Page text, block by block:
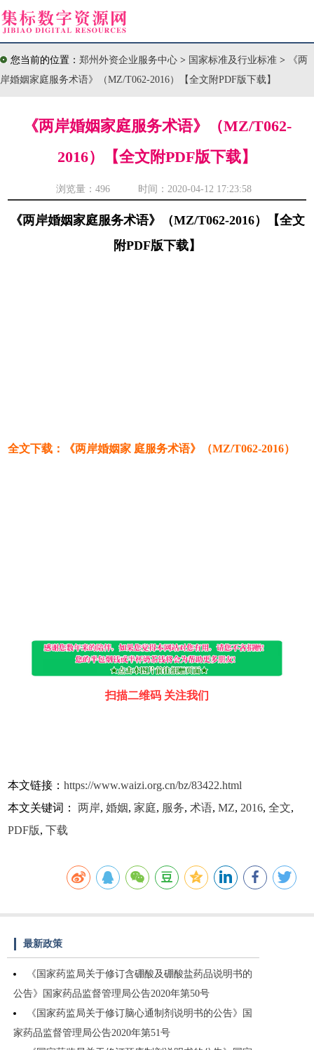
您当前的位置： 郑州外资企业服务中心 > 国家标准及行业标准 >
《两
岸婚姻家庭服务术语》（MZ/T062-2016）【全文附PDF版下载】
《两岸婚姻家庭服务术语》（MZ/T062-
2016）【全文附PDF版下载】
浏览量： 496 时间：2020-04-12 17:23:58
《两岸婚姻家庭服务术语》（MZ/T062-2016）【全文
附PDF版下载】
全文下载：《两岸婚姻家 庭服务术语》（MZ/T062-2016）
扫描二维码 关注我们
本文链接：https://www.waizi.org.cn/bz/83422.html
本文关键词：两岸,婚姻,家庭, 服务,术语,MZ,2016,全文,
PDF版,下载
最新政策
《国家药监局关于修订含硼酸及硼酸盐药品说明书的
公告》国家药品监督管理局公告2020年第50号
《国家药监局关于修订脑心通制剂说明书的公告》国
家药品监督管理局公告2020年第51号